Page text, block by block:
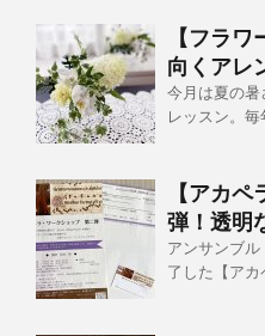
【フラ
向くアレ
今月は夏の暑
レッスン。毎
【アカ
弾！透明
アンサンブ
了した【アカ